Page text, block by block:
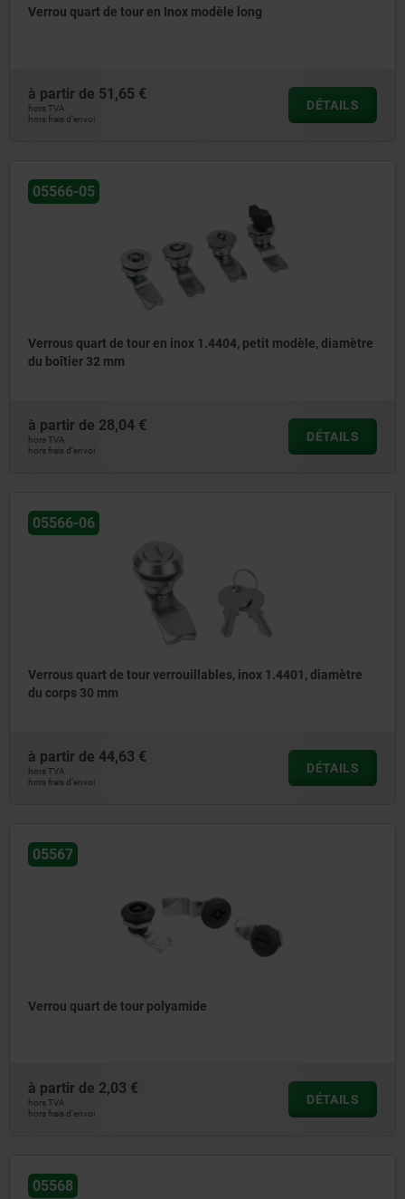
Verrou quart de tour en Inox modèle long
à partir de 51,65 €
hors TVA
hors frais d’envoi
DÉTAILS
05566-05
Verrous quart de tour en inox 1.4404, petit modèle, diamètre
du boîtier 32 mm
à partir de 28,04 €
hors TVA
hors frais d’envoi
DÉTAILS
05566-06
Verrous quart de tour verrouillables, inox 1.4401, diamètre
du corps 30 mm
à partir de 44,63 €
hors TVA
hors frais d’envoi
DÉTAILS
05567
Verrou quart de tour polyamide
à partir de 2,03 €
hors TVA
hors frais d’envoi
DÉTAILS
05568